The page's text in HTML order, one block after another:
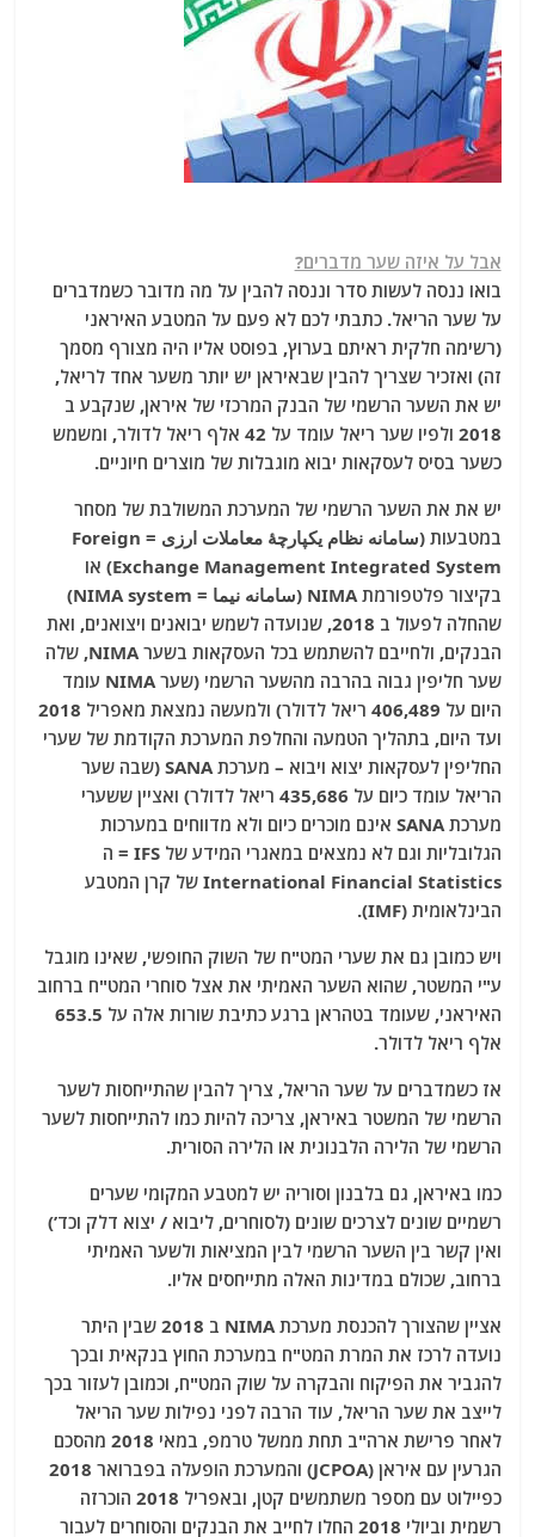
אבל על איזה שער מדברים?
בואו ננסה לעשות סדר וננסה להבין על מה מדובר כשמדברים
על שער הריאל. כתבתי לכם לא פעם על המטבע האיראני
(רשימה חלקית ראיתם בערוץ, בפוסט אליו היה מצורף מסמך
זה) ואזכיר שצריך להבין שבאיראן יש יותר משער אחד לריאל,
יש את השער הרשמי של הבנק המרכזי של איראן, שנקבע ב
2018 ולפיו שער ריאל עומד על 42 אלף ריאל לדולר, ומשמש
כשער בסיס לעסקאות יבוא מוגבלות של מוצרים חיוניים.
יש את את השער הרשמי של המערכת המשולבת של מסחר
במטבעות (سامانه نظام یکپارچهٔ معاملات ارزی = Foreign
Exchange Management Integrated System) או
בקיצור פלטפורמת NIMA (سامانه نیما = NIMA system)
שהחלה לפעול ב 2018, שנועדה לשמש יבואנים ויצואנים, ואת
הבנקים, ולחייבם להשתמש בכל העסקאות בשער NIMA, שלה
שער חליפין גבוה בהרבה מהשער הרשמי (שער NIMA עומד
היום על 406,489 ריאל לדולר) ולמעשה נמצאת מאפריל 2018
ועד היום, בתהליך הטמעה והחלפת המערכת הקודמת של שערי
החליפין לעסקאות יצוא ויבוא – מערכת SANA (שבה שער
הריאל עומד כיום על 435,686 ריאל לדולר) ואציין ששערי
מערכת SANA אינם מוכרים כיום ולא מדווחים במערכות
הגלובליות וגם לא נמצאים במאגרי המידע של IFS = ה
International Financial Statistics של קרן המטבע
הבינלאומית (IMF).
ויש כמובן גם את שערי המט"ח של השוק החופשי, שאינו מוגבל
ע"י המשטר, שהוא השער האמיתי את אצל סוחרי המט"ח ברחוב
האיראני, שעומד בטהראן ברגע כתיבת שורות אלה על 653.5
אלף ריאל לדולר.
אז כשמדברים על שער הריאל, צריך להבין שהתייחסות לשער
הרשמי של המשטר באיראן, צריכה להיות כמו להתייחסות לשער
הרשמי של הלירה הלבנונית או הלירה הסורית.
כמו באיראן, גם בלבנון וסוריה יש למטבע המקומי שערים
רשמיים שונים לצרכים שונים (לסוחרים, ליבוא / יצוא דלק וכד’)
ואין קשר בין השער הרשמי לבין המציאות ולשער האמיתי
ברחוב, שכולם במדינות האלה מתייחסים אליו.
אציין שהצורך להכנסת מערכת NIMA ב 2018 שבין היתר
נועדה לרכז את המרת המט"ח במערכת החוץ בנקאית ובכך
להגביר את הפיקוח והבקרה על שוק המט"ח, וכמובן לעזור בכך
לייצב את שער הריאל, עוד הרבה לפני נפילות שער הריאל
לאחר פרישת ארה"ב תחת ממשל טרמפ, במאי 2018 מהסכם
הגרעין עם איראן (JCPOA) והמערכת הופעלה בפברואר 2018
כפיילוט עם מספר משתמשים קטן, ובאפריל 2018 הוכרזה
רשמית וביולי 2018 החלו לחייב את הבנקים והסוחרים לעבור